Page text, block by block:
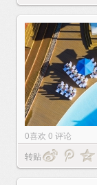
0喜欢 0 评论
转贴